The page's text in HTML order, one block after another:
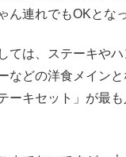
ん連れでもOKとな
ては、ステーキや
などの洋食メイン
ーキセット」が最